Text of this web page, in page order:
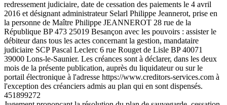
redressement judiciaire, date de cessation des paiements le 4 avril
2016 et désignant administrateur Selarl Philippe Jeannerot, prise en
la personne de Maître Philippe JEANNEROT 28 rue de la
République BP 473 25019 Besançon avec les pouvoirs : assister le
débiteur dans tous les actes concernant la gestion, mandataire
judiciaire SCP Pascal Leclerc 6 rue Rouget de Lisle BP 40071
39000 Lons-le-Saunier. Les créances sont à déclarer, dans les deux
mois de la présente publication, auprès du liquidateur ou sur le
portail électronique à l'adresse https://www.creditors-services.com à
l'exception des créanciers admis au plan qui en sont dispensés.
451899272